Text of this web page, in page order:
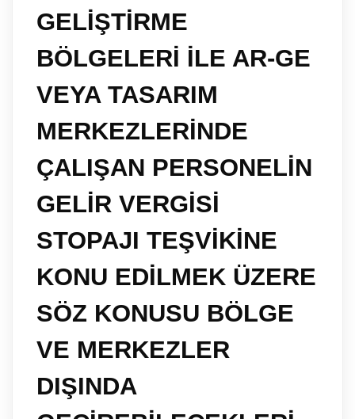
GELİŞTİRME
BÖLGELERİ İLE AR-GE
VEYA TASARIM
MERKEZLERİNDE
ÇALIŞAN PERSONELİN
GELİR VERGİSİ
STOPAJI TEŞVİKİNE
KONU EDİLMEK ÜZERE
SÖZ KONUSU BÖLGE
VE MERKEZLER
DIŞINDA